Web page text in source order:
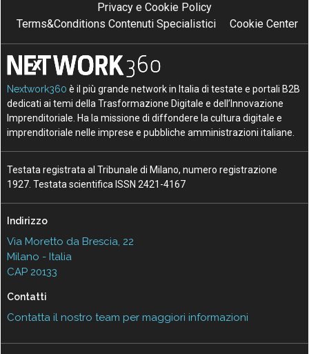
Privacy e Cookie Policy
Terms&Conditions Contenuti Specialistici
Cookie Center
Nextwork360 è il più grande network in Italia di testate e portali B2B
dedicati ai temi della Trasformazione Digitale e dell’Innovazione
Imprenditoriale. Ha la missione di diffondere la cultura digitale e
imprenditoriale nelle imprese e pubbliche amministrazioni italiane.
Testata registrata al Tribunale di Milano, numero registrazione
1927. Testata scientifica ISSN 2421-4167
Indirizzo
Via Moretto da Brescia, 22
Milano - Italia
CAP 20133
Contatti
Contatta il nostro team per maggiori informazioni